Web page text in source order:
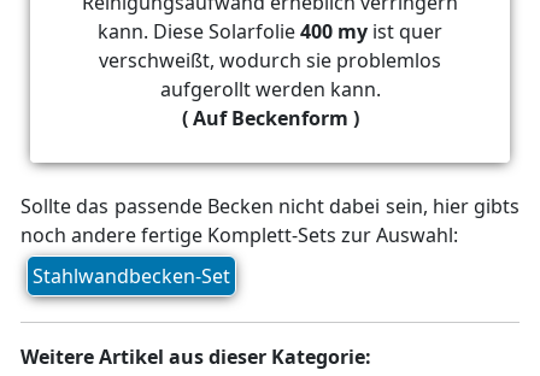
kann. Diese Solarfolie400 my ist quer
verschweißt, wodurch sie problemlos
aufgerollt werden kann.
( Auf Beckenform )
Sollte das passende Becken nicht dabei sein, hier gibts
noch andere fertige Komplett-Sets zur Auswahl:
Stahlwandbecken-Set
Weitere Artikel aus dieser Kategorie: